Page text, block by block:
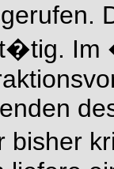
Im
bisher